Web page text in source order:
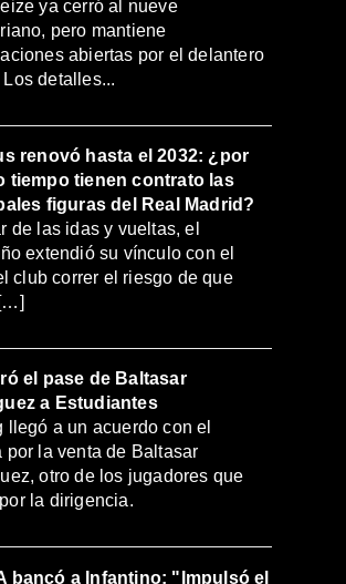
ya cerró al nueve
pero mantiene
abiertas por el delantero
detalles...
renovó hasta el 2032: ¿por
tiempo tienen contrato las
figuras del Real Madrid?
de las idas y vueltas, el
extendió su vínculo con el
club correr el riesgo de que
el pase de Baltasar
a Estudiantes
llegó a un acuerdo con el
por la venta de Baltasar
otro de los jugadores que
la dirigencia.
bancó a Infantino: "Impulsó el